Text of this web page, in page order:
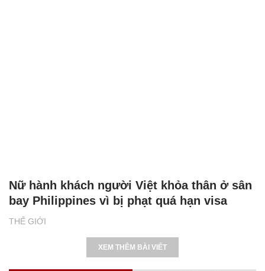
THẾ GIỚI
Nữ hành khách người Việt khỏa thân ở sân
bay Philippines vì bị phạt quá hạn visa
XEM THÊM BÀI VIẾT